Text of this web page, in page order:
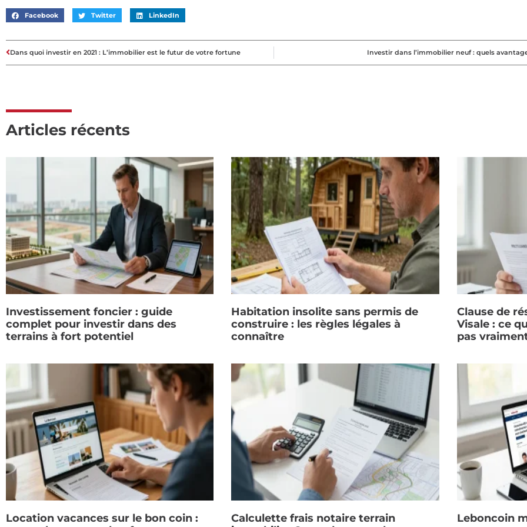
Facebook Twitter LinkedIn
Dans quoi investir en 2021 : L’immobilier est le futur de votre fortune Investir dans l’immobilier neuf : quels
Articles récents
Investissement foncier : guide
complet pour investir dans des
terrains à fort potentiel
Habitation insolite sans permis de
construire : les règles légales à
connaître
Clause de
Visale : ce
pas
Location vacances sur le bon coin :
Calculette frais notaire terrain
Leboncoin